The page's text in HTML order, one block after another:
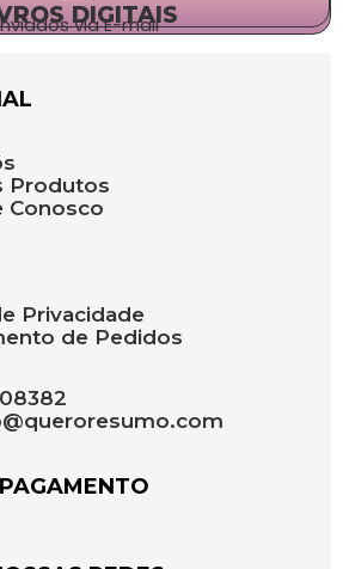
DIGITAIS
via E-mail
Produtos
Conosco
Privacidade
de Pedidos